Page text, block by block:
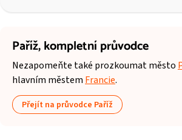
Paříž,kompletní průvodce
Nezapomeňte také prozkoumat město
hlavním městemFrancie.
Přejít na průvodce Paříž